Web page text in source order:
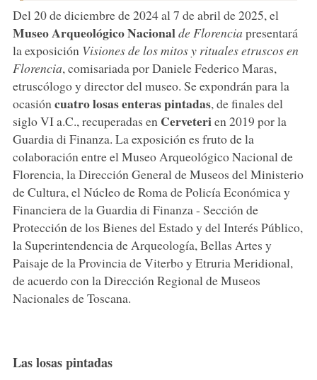
Del 20 de diciembre de 2024 al 7 de abril de 2025, el
Museo Arqueológico Nacionalde Florencia presentará
la exposición Visiones de los mitos y rituales etruscos en
Florencia, comisariada por Daniele Federico Maras,
etruscólogo y director del museo. Se expondrán para la
ocasión cuatro losas enteras pintadas, de finales del
siglo VI a.C., recuperadas en Cerveterien 2019 por la
Guardia di Finanza. La exposición es fruto de la
colaboración entre el Museo Arqueológico Nacional de
Florencia, la Dirección General de Museos del Ministerio
de Cultura, el Núcleo de Roma de Policía Económica y
Financiera de la Guardia di Finanza - Sección de
Protección de los Bienes del Estado y del Interés Público,
la Superintendencia de Arqueología, Bellas Artes y
Paisaje de la Provincia de Viterbo y Etruria Meridional,
de acuerdo con la Dirección Regional de Museos
Nacionales de Toscana.
Las losas pintadas